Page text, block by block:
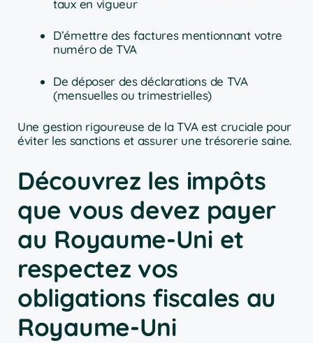
taux en vigueur
D’émettre des factures mentionnant votre
numéro de TVA
De déposer des déclarations de TVA
(mensuelles ou trimestrielles)
Une gestion rigoureuse de la TVA est cruciale pour
éviter les sanctions et assurer une trésorerie saine.
Découvrez les impôts
que vous devez payer
au Royaume-Uni et
respectez vos
obligations fiscales au
Royaume-Uni